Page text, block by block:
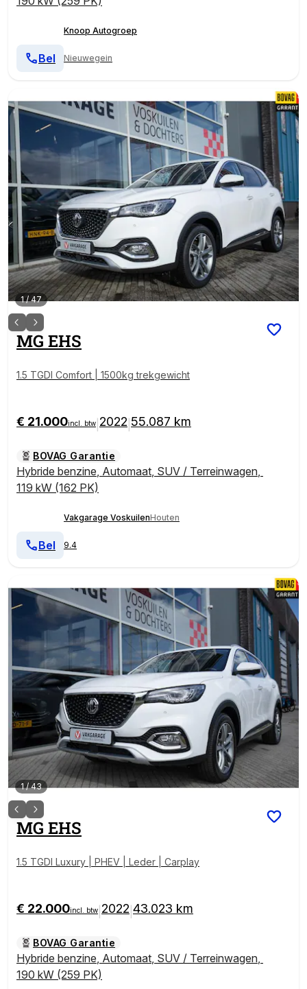
Knoop Autogroep
Nieuwegein
Bel
1/47
MG EHS
1.5 TGDI Comfort | 1500kg trekgewicht
€ 21.000incl. btw 2022 55.087 km
BOVAG Garantie
Hybride benzine, Automaat, SUV / Terreinwagen,
119 kW (162 PK)
Vakgarage VoskuilenHouten
9.4
Bel
1/43
MG EHS
1.5 TGDI Luxury | PHEV | Leder | Carplay
€ 22.000incl. btw 2022 43.023 km
BOVAG Garantie
Hybride benzine, Automaat, SUV / Terreinwagen,
190 kW (259 PK)